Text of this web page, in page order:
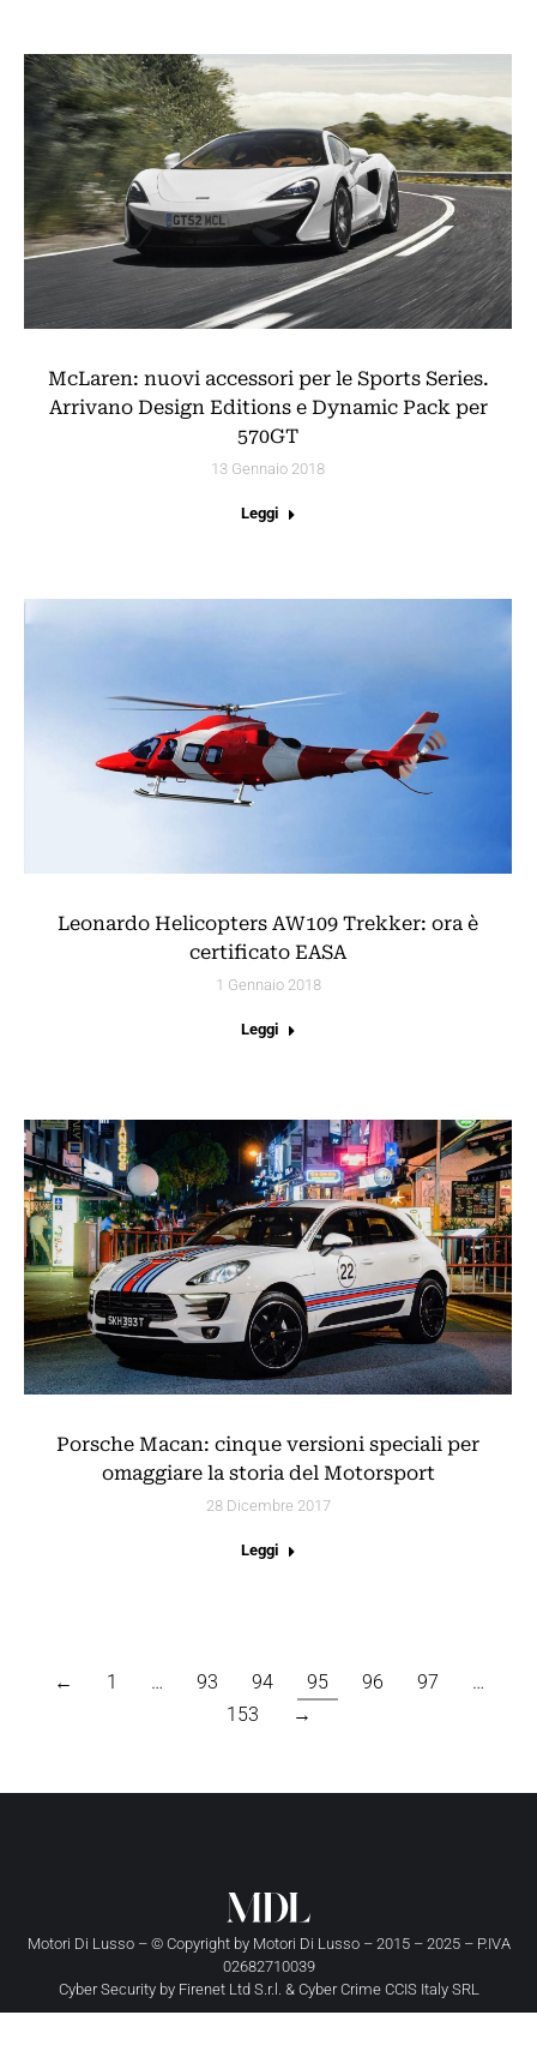
McLaren: nuovi accessori per le Sports Series.
Arrivano Design Editions e Dynamic Pack per
570GT
13 Gennaio 2018
Leggi
Leonardo Helicopters AW109 Trekker: ora è
certificato EASA
1 Gennaio 2018
Leggi
Porsche Macan: cinque versioni speciali per
omaggiare la storia del Motorsport
28 Dicembre 2017
Leggi
← 1 … 93 94 95 96 97
…
153
→
Motori Di Lusso – © Copyright by Motori Di Lusso– 2015 – 2025 – P.IVA
02682710039
Cyber Security by Firenet Ltd S.r.l. & Cyber Crime CCIS Italy SRL